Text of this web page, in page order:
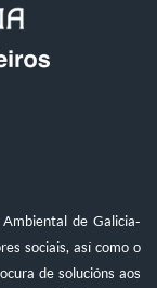
de Galicia-
sociais, así como o
de solucións aos